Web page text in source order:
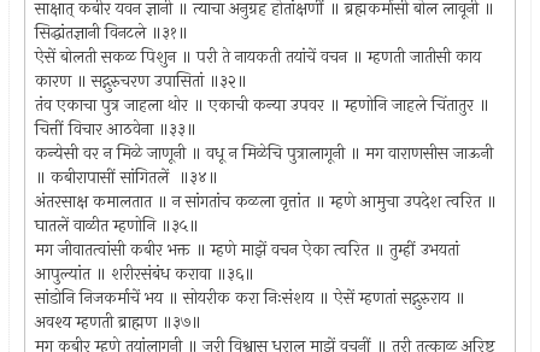
साक्षात् कबीर यवन ज्ञानी ॥ त्याचा अनुग्रह होतांक्षणीं ॥ ब्रह्मकर्मासी बोल लावूनी ॥
सिद्धांतज्ञानी विनटले ॥३१॥
ऐसें बोलती सकळ पिशुन ॥ परी ते नायकती तयांचें वचन ॥ म्हणती जातीसी काय
कारण ॥ सद्गुरुचरण उपासितां ॥३२॥
तंव एकाचा पुत्र जाहला थोर ॥ एकाची कन्या उपवर ॥ म्हणोनि जाहले चिंतातुर ॥
चित्तीं विचार आठवेना ॥३३॥
कन्येसी वर न मिळे जाणूनी ॥ वधू न मिळेचि पुत्रालागूनी ॥ मग वाराणसीस जाऊनी
॥ कबीरापासीं सांगितलें ॥३४॥
अंतरसाक्ष कमालतात ॥ न सांगतांच कळला वृत्तांत ॥ म्हणे आमुचा उपदेश त्वरित ॥
घातलें वाळीत म्हणोनि ॥३५॥
मग जीवातत्वांसी कबीर भक्त ॥ म्हणे माझें वचन ऐका त्वरित ॥ तुम्हीं उभयतां
आपुल्यांत ॥ शरीरसंबंध करावा ॥३६॥
सांडोनि निजकर्माचें भय ॥ सोयरीक करा निःसंशय ॥ ऐसें म्हणतां सद्गुरुराय ॥
अवश्य म्हणती ब्राह्मण ॥३७॥
मग कबीर म्हणे तयांलागूनी ॥ जरी विश्वास धराल माझें वचनीं ॥ तरी तत्काळ अरिष्ट